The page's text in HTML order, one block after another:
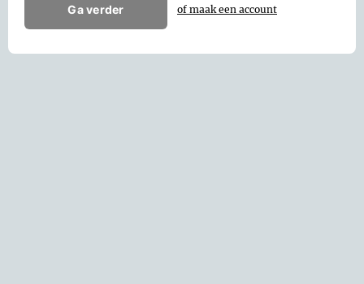
Ga verder of maak een account